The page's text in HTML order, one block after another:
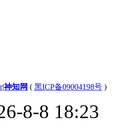
|神知网 ( 黑ICP备09004198号 )
8-8 18:23